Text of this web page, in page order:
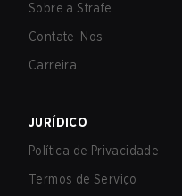
Sobre a Strafe
Contate-Nos
Carreira
JURÍDICO
Política de Privacidade
Termos de Serviço